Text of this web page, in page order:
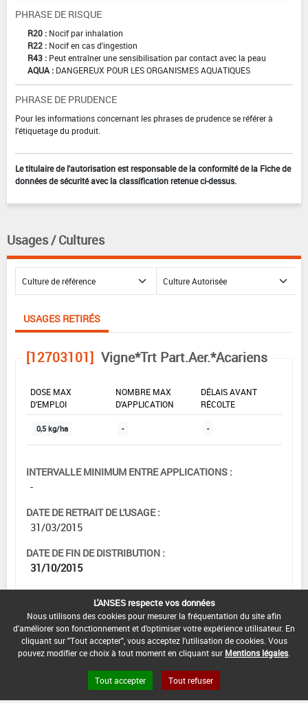
PHRASE DE RISQUE
R20 : Nocif par inhalation
R22 : Nocif en cas d'ingestion
R43 : Peut entraîner une sensibilisation par contact avec la peau
AQUA : DANGEREUX POUR LES ORGANISMES AQUATIQUES
PHRASE DE PRUDENCE
Pour les informations concernant les phrases de prudence se référer à
l'étiquetage du produit.
Le titulaire de l'autorisation est responsable de la conformité de la Fiche de
données de sécurité avec la classification retenue ci-dessus.
Usages / Cultures
USAGES RETIRÉS
[12703101] Vigne*Trt Part.Aer.*Acariens
DOSE MAX
D'EMPLOI
NOMBRE MAX
D'APPLICATION
DÉLAIS AVANT
RÉCOLTE
0,5 kg/ha - -
INTERVALLE MINIMUM ENTRE APPLICATIONS :
-
DATE DE RETRAIT DE L'USAGE :
31/03/2015
DATE DE FIN DE DISTRIBUTION :
31/10/2015
DATE DE FIN D'UTILISATION :
L'ANSES respecte vos données
Nous utilisons des cookies pour mesurer la fréquentation du site afin
d'améliorer son fonctionnement et d'optimiser votre expérience utilisateur. En
cliquant sur "Tout accepter", vous acceptez l'utilisation de cookies. Vous
pouvez modifier ce choix à tout moment en cliquant sur Mentions légales
Tout accepter Tout refuser